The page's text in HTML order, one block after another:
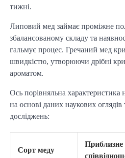
тижні.
Липовий мед займає проміжне
збалансованому складу та
гальмує процес. Гречаний мед
швидкістю, утворюючи дрібні
ароматом.
Ось порівняльна
на основі даних наукових
досліджень:
Сорт меду
Приблизне